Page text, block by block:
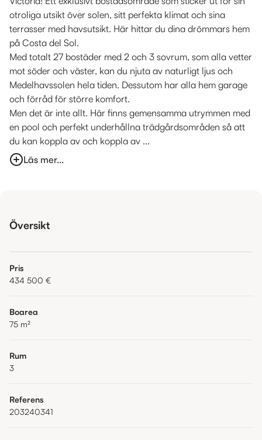
otroliga utsikt över solen, sitt perfekta klimat och sina
terrasser med havsutsikt. Här hittar du dina drömmars hem
på Costa del Sol.
Med totalt 27 bostäder med 2 och 3 sovrum, som alla vetter
mot söder och väster, kan du njuta av naturligt ljus och
Medelhavssolen hela tiden. Dessutom har alla hem garage
och förråd för större komfort.
Men det är inte allt. Här finns gemensamma utrymmen med
en pool och perfekt underhållna trädgårdsområden så att
du kan koppla av och koppla av ...
Läs mer...
Översikt
Pris
434 500 €
Boarea
75 m²
Rum
3
Referens
203240341